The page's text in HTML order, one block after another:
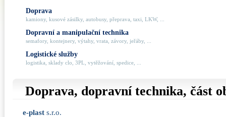
Doprava
kamiony, kusové zásilky, autobusy, přeprava, taxi, LKW, ...
Dopravní a manipulační technika
semafory, kontejnery, výtahy, vrata, závory, jeřáby, ...
Logistické služby
logistika, sklady clo, 3PL, vytěžování, spedice, ...
Doprava, dopravní technika, část
e-plast s.r.o.